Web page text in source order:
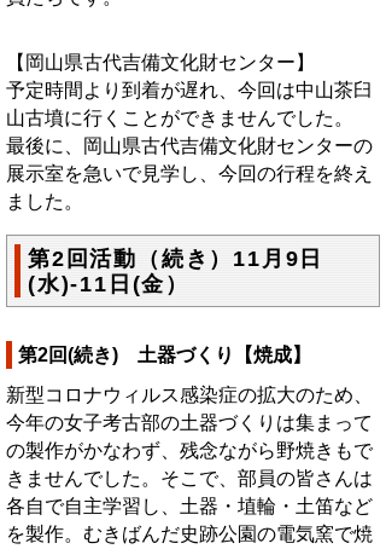
【岡山県古代吉備文化財センター】
予定時間より到着が遅れ、今回は中山茶臼
山古墳に行くことができませんでした。
最後に、岡山県古代吉備文化財センターの
展示室を急いで見学し、今回の行程を終え
ました。
第2回活動（続き）11月9日
(水)-11日(金）
第2回(続き) 土器づくり【焼成】
新型コロナウィルス感染症の拡大のため、
今年の女子考古部の土器づくりは集まって
の製作がかなわず、残念ながら野焼きもで
きませんでした。そこで、部員の皆さんは
各自で自主学習し、土器・埴輪・土笛など
を製作。むきばんだ史跡公園の電気窯で焼